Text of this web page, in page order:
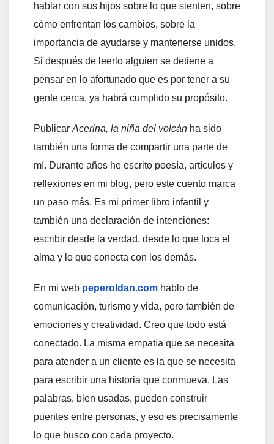
hablar con sus hijos sobre lo que sienten, sobre
cómo enfrentan los cambios, sobre la
importancia de ayudarse y mantenerse unidos.
Si después de leerlo alguien se detiene a
pensar en lo afortunado que es por tener a su
gente cerca, ya habrá cumplido su propósito.
PublicarAcerina, la niña del volcán ha sido
también una forma de compartir una parte de
mí. Durante años he escrito poesía, artículos y
reflexiones en mi blog, pero este cuento marca
un paso más. Es mi primer libro infantil y
también una declaración de intenciones:
escribir desde la verdad, desde lo que toca el
alma y lo que conecta con los demás.
En mi web peperoldan.com hablo de
comunicación, turismo y vida, pero también de
emociones y creatividad. Creo que todo está
conectado. La misma empatía que se necesita
para atender a un cliente es la que se necesita
para escribir una historia que conmueva. Las
palabras, bien usadas, pueden construir
puentes entre personas, y eso es precisamente
lo que busco con cada proyecto.